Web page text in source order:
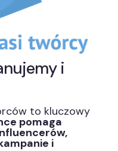
i
to kluczowy
pomaga
i